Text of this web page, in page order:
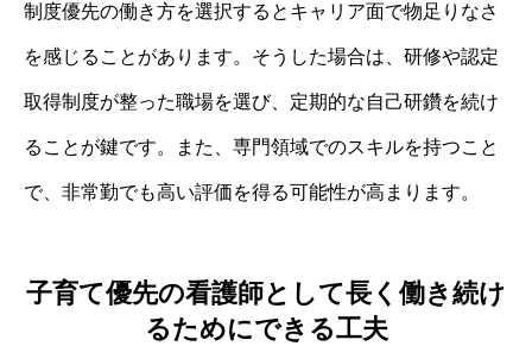
制度優先の働き方を選択するとキャリア面で物足りなさ
を感じることがあります。そうした場合は、研修や認定
取得制度が整った職場を選び、定期的な自己研鑽を続け
ることが鍵です。また、専門領域でのスキルを持つこと
で、非常勤でも高い評価を得る可能性が高まります。
子育て優先の看護師として長く働き続け
るためにできる工夫